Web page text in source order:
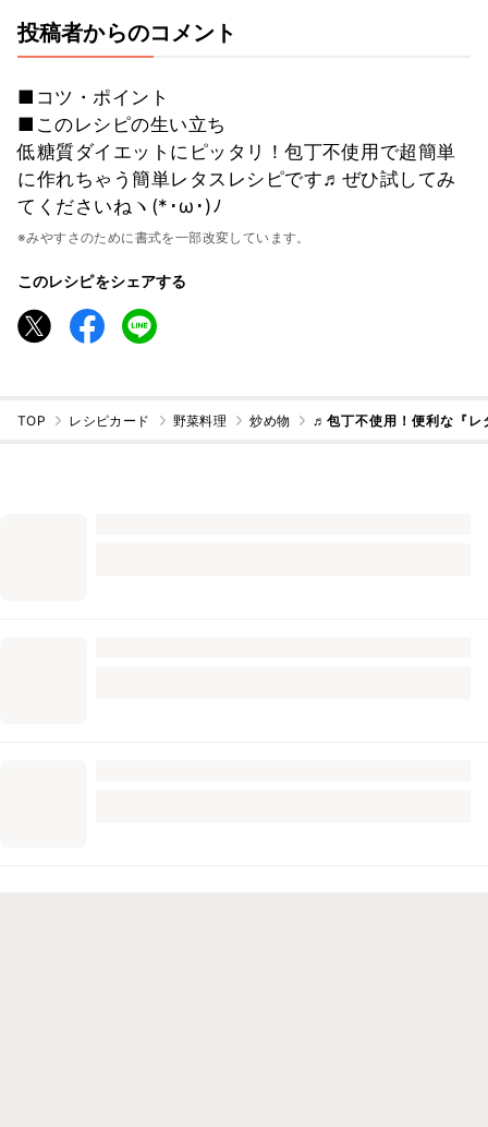
投稿者からのコメント
■コツ・ポイント
■このレシピの生い立ち
低糖質ダイエットにピッタリ！包丁不使用で超簡単
に作れちゃう簡単レタスレシピです♬ぜひ試してみ
てくださいねヽ(*･ω･)ﾉ
※みやすさのために書式を一部改変しています。
このレシピをシェアする
TOP レシピカード 野菜料理 炒め物 ♬包丁不使用！便利な『